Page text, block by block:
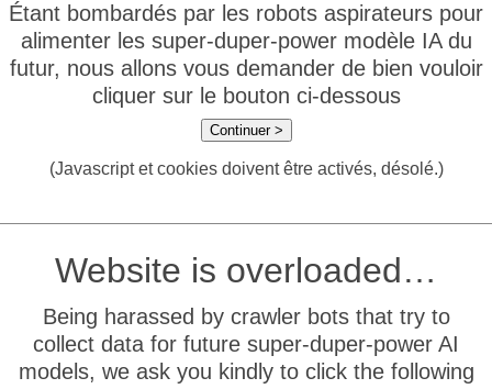
Étant bombardés par les robots aspirateurs pour
alimenter les super-duper-power modèle IA du
futur, nous allons vous demander de bien vouloir
cliquer sur le bouton ci-dessous
Continuer >
(Javascript et cookies doivent être activés, désolé.)
Website is overloaded…
Being harassed by crawler bots that try to
collect data for future super-duper-power AI
models, we ask you kindly to click the following